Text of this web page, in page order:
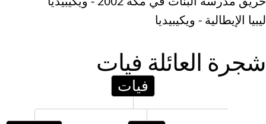
ليبيا الإيطالية - ويكيبيديا
شجرة العائلة فيات
فيات